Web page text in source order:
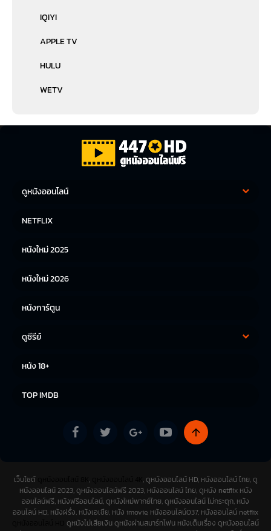
IQIYI
APPLE TV
HULU
WETV
ดูหนังออนไลน์
หนังญี่ปุ่น
NETFLIX
หนังใหม่ 2025
หนังใหม่ 2026
หนังการ์ตูน
ดูซีรีย์
หนัง 18+
TOP IMDB
เว็บไซต์ ,
, ดูหนังออนไลน์ HD, หนังออนไลน์ ไทย, ดู
หนังออนไลน์ 2023, ดูหนังออนไลน์ฟรี 2023, หนังออนไลน์ ไทย, ดูหนัง netflix หนัง
ออนไลน์ฟรี, หนังฟรีออนไลน์, ดูหนังใหม่พากย์ไทย, ดูหนังออนไลน์ ไม่กระตุก, หนัง
ออนไลน์ HD, หนังฝรั่ง, หนังเอเชีย, หนัง imovie, หนังออนไลน์037, หนังออนไลน์ netflix
ดูหนังไม่เสียเงิน ดูหนังผ่านสมาร์ทโฟน หนังเต็มเรื่อง ดูหนังออนไลน์